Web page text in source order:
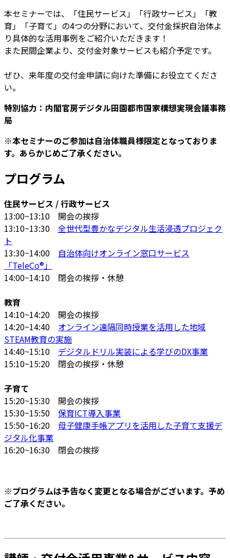
本セミナーでは、「住民サービス」「行政サービス」「教
育」「子育て」の4つの分野において、交付金採択自治体よ
り具体的な活用事例をご紹介いただきます！
また民間企業より、交付金対象サービスも紹介予定です。
ぜひ、来年度の交付金申請に向けた準備にお役立てくださ
い。
特別協力：内閣官房デジタル田園都市国家構想実現会議事務
局
※本セミナーのご参加は自治体職員様限定となっておりま
す。あらかじめご了承ください。
プログラム
住民サービス / 行政サービス
13:00~13:10 開会の挨拶
13:10~13:30 全世代型豊かなデジタル生活浸透プロジェク
ト
13:30~14:00 自治体向けオンライン窓口サービス
「TeleCo®」
14:00~14:10 閉会の挨拶・休憩
教育
14:10~14:20 開会の挨拶
14:20~14:40 オンライン遠隔同時授業を活用した地域
STEAM教育の実施
14:40~15:10 デジタルドリル実装による学びのDX事業
15:10~15:20 閉会の挨拶・休憩
子育て
15:20~15:30 開会の挨拶
15:30~15:50 保育ICT導入事業
15:50~16:20 母子健康手帳アプリを活用した子育て支援デ
ジタル化事業
16:20~16:30 閉会の挨拶
※プログラムは予告なく変更となる場合がございます。予め
ご了承ください。